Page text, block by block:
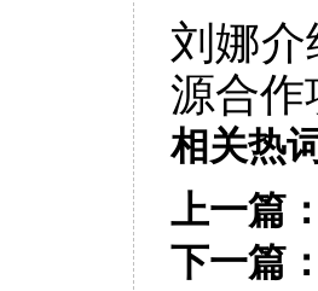
刘娜
源合作
相关热
上一篇
下一篇